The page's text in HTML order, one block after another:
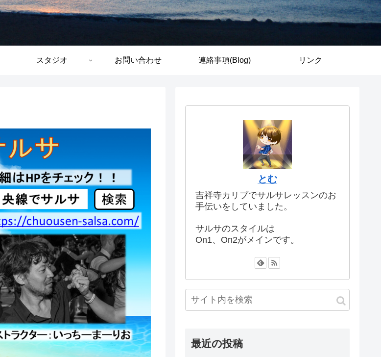
スタジオ お問い合わせ 連絡事項(Blog) リンク
とむ
吉祥寺カリブでサルサレッスンのお
手伝いをしていました。
サルサのスタイルは
On1、On2がメインです。
最近の投稿